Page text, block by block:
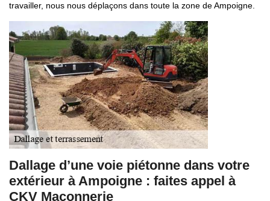
travailler, nous nous déplaçons dans toute la zone de Ampoigne.
Dallage d’une voie piétonne dans votre
extérieur à Ampoigne : faites appel à
CKV Maçonnerie